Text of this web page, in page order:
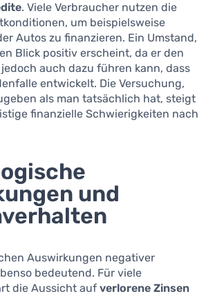
. Viele Verbraucher nutzen die
um beispielsweise
Autos zu finanzieren. Ein Umstand,
Blick positiv erscheint, da er den
auch dazu führen kann, dass
entwickelt. Die Versuchung,
als man tatsächlich hat, steigt
finanzielle Schwierigkeiten nach
und
Auswirkungen negativer
bedeutend. Für viele
die Aussicht auf verlorene Zinsen